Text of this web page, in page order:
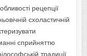
рецепції
схоластичній
сприйняттю
традиції